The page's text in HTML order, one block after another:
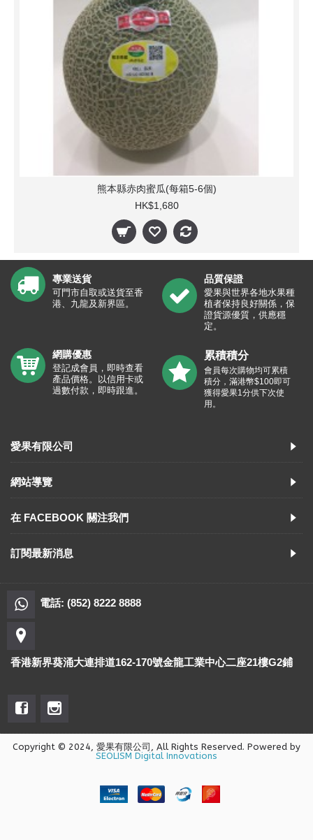
熊本縣赤肉蜜瓜(每箱5-6個)
HK$1,680
專業送貨
可門市自取或送貨至香
港、九龍及新界區。
品質保證
愛果與世界各地水果種
植者保持良好關係，保
證貨源優質，供應穩
定。
網購優惠
登記成會員，即時查看
產品價格。以信用卡或
過數付款，即時跟進。
累積積分
會員每次購物均可累積
積分，滿港幣$100即可
獲得愛果1分供下次使
用。
愛果有限公司
網站導覽
在 FACEBOOK 關注我們
訂閱最新消息
電話: (852) 8222 8888
香港新界葵涌大連排道162-170號金龍工業中心二座21樓G2鋪
Copyright © 2024, 愛果有限公司, All Rights Reserved. Powered by
SEOLISM Digital Innovations